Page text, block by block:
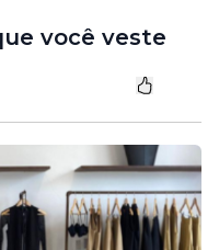
você veste